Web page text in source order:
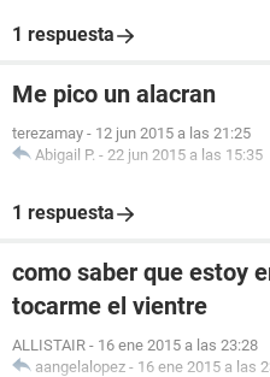
1 respuesta
Me pico un alacran
terezamay - 12 jun 2015 a las 21:25
Abigail P. - 22 jun 2015 a las 15:35
1 respuesta
como saber que estoy
tocarme el vientre
ALLISTAIR - 16 ene 2015 a las 23:28
aangelalopez - 16 ene 2015 a las